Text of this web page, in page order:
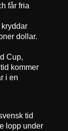
får fria
kryddar
dollar.
Cup,
kommer
i en
tid
lopp under